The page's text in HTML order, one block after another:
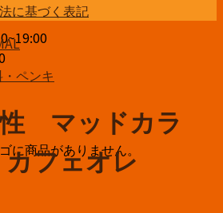
に商品がありません。
に基づく表記
・ペンキ
マッドカラ
フェオレ